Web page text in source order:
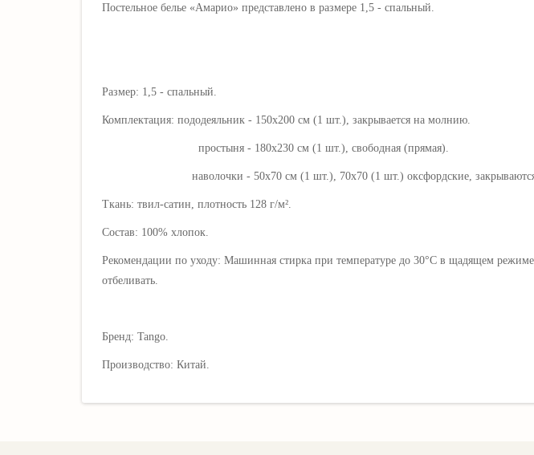
Постельное белье «Амарио» представлено в размере 1,5 - спальный.
Размер: 1,5 - спальный.
Комплектация: пододеяльник - 150х200 см (1 шт.), закрывается на молнию.
простыня - 180х230 см (1 шт.), свободная (прямая).
наволочки - 50х70 см (1 шт.), 70х70 (1 шт.) оксфордские, закрываются
Ткань: твил-сатин, плотность 128 г/м²
Состав: 100% хлопок.
Рекомендации по уходу: Машинная стирка при температуре до 30°C в щадящем
отбеливать.
Бренд: Tango.
Производство: Китай.